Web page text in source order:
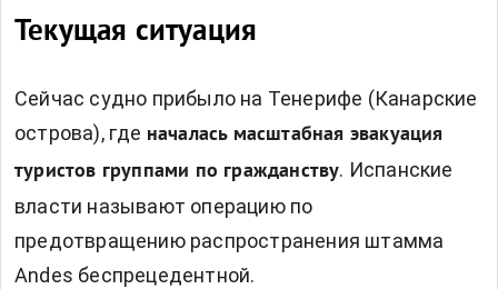
Текущая ситуация
Сейчас судно прибыло на Тенерифе (Канарские
острова), где началась масштабная эвакуация
туристов группами по гражданству. Испанские
власти называют операцию по
предотвращению распространения штамма
Andes беспрецедентной.